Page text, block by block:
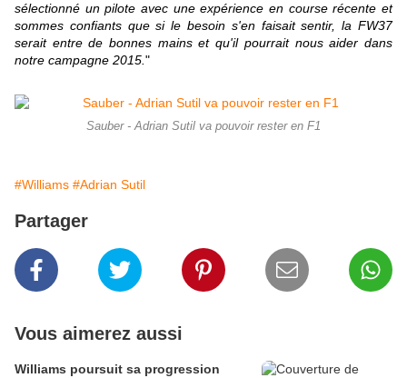
sélectionné un pilote avec une expérience en course récente et
sommes confiants que si le besoin s'en faisait sentir, la FW37
serait entre de bonnes mains et qu'il pourrait nous aider dans
notre campagne 2015. "
Sauber - Adrian Sutil va pouvoir rester en F1
#Williams #Adrian Sutil
Partager
Vous aimerez aussi
Williams poursuit sa progression